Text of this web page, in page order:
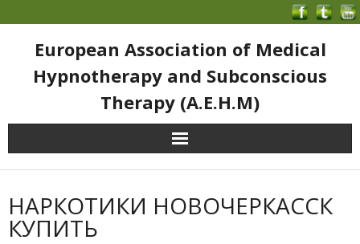
European Association of Medical
Hypnotherapy and Subconscious
Therapy (A.E.H.M)
НАРКОТИКИ НОВОЧЕРКАССК
КУПИТЬ